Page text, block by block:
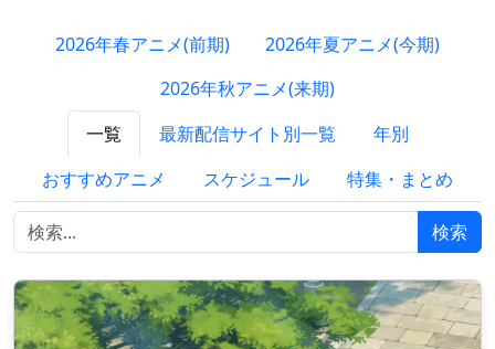
2026年春アニメ(前期)
2026年夏アニメ(今期)
2026年秋アニメ(来期)
一覧
最新配信サイト別一覧
年別
おすすめアニメ
スケジュール 特集・まとめ
検索